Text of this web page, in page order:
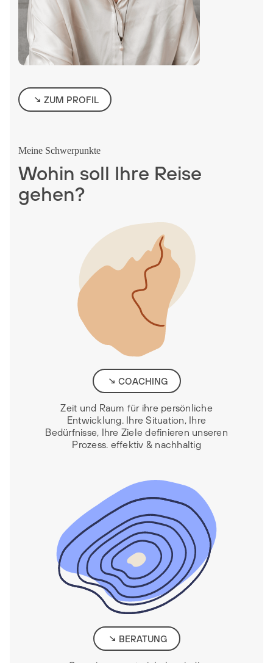
ZUM PROFIL
Meine Schwerpunkte
Wohin soll Ihre Reise
gehen?
COACHING
Zeit und Raum für ihre persönliche
Entwicklung. Ihre Situation, Ihre
Bedürfnisse, Ihre Ziele definieren unseren
Prozess. effektiv & nachhaltig
BERATUNG